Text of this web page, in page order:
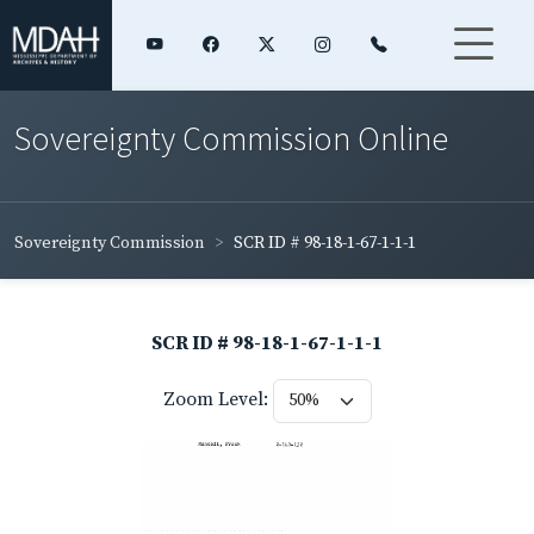
Sovereignty Commission Online
Sovereignty Commission SCR ID # 98-18-1-67-1-1-1
SCR ID # 98-18-1-67-1-1-1
Zoom Level: